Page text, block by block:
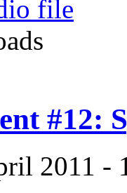
file
#12:
2011 -